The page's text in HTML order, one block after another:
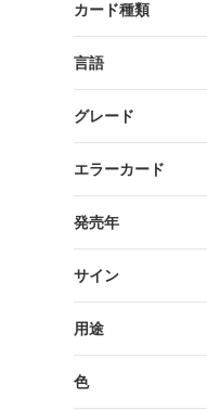
カード種類
言語
グレード
エラーカード
発売年
サイン
用途
色